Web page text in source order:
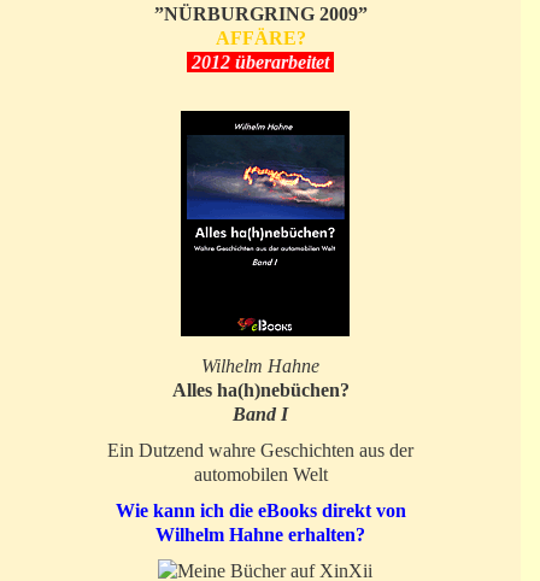
”NÜRBURGRING 2009”
AFFÄRE?
2012 überarbeitet
Wilhelm Hahne
Alles ha(h)nebüchen?
Band I
Ein Dutzend wahre Geschichten aus der
automobilen Welt
Wie kann ich die eBooks direkt von
Wilhelm Hahne erhalten?